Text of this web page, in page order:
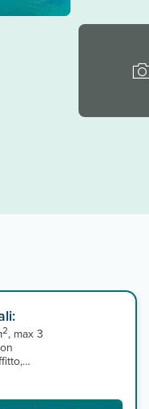
2, max 3
italiani,
e